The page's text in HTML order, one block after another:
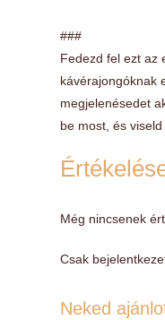
###
Fedezd fel ezt az
kávérajongóknak
megjelenésedet
be most, és
Még nincsenek
Csak
Neked